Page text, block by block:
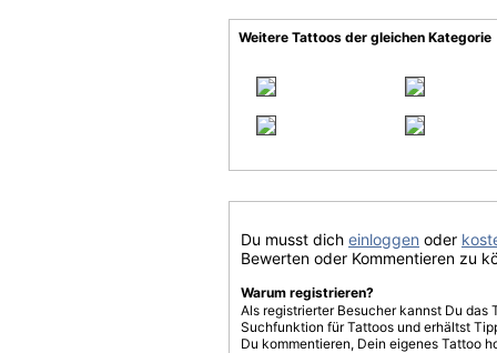
Weitere Tattoos der gleichen Kategorie
Du musst dich einloggen oder
Bewerten oder Kommentieren zu
Warum registrieren?
Als registrierter Besucher kannst Du
Suchfunktion für Tattoos und erhältst
Du kommentieren, Dein eigenes Tattoo